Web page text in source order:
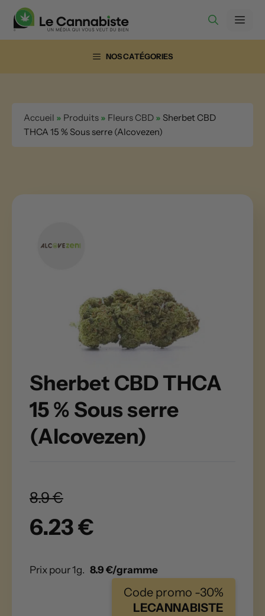
Aller
contenu
NOS CATÉGORIES
Accueil » Produits » Fleurs CBD » Sherbet CBD
THCA 15 % Sous serre (Alcovezen)
Sherbet CBD THCA
15 % Sous serre
(Alcovezen)
8.9 €
6.23 €
Prix pour 1g. 8.9 €/gramme
Code promo -30%
LECANNABISTE